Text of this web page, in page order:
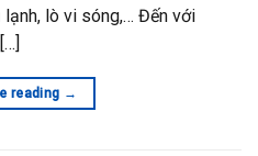
lạnh, lò vi sóng,… Đến với
reading →